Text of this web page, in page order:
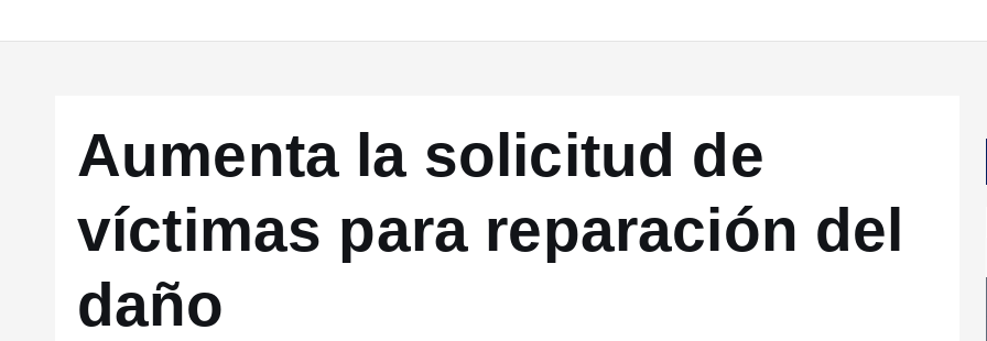
Aumenta la solicitud de
víctimas para reparación del
daño